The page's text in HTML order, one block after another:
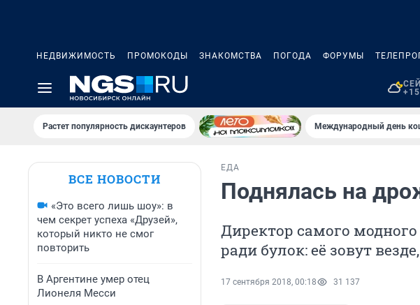
НЕДВИЖИМОСТЬ ПРОМОКОДЫ ЗНАКОМСТВА ПОГОДА ФОРУМЫ
Растет популярность дискаунтеров Международный день
ВСЕ НОВОСТИ
«Это всего лишь шоу»: в
чем секрет успеха «Друзей»,
который никто не смог
повторить
В Аргентине умер отец
Лионеля Месси
ЕДА
Поднялась на
Директор самого
ради булок: её зовут
17 сентября 2018, 00:18 31 137